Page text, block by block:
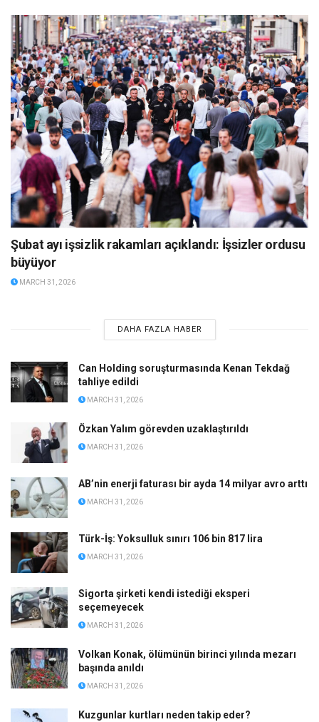
Şubat ayı işsizlik rakamları açıklandı: İşsizler ordusu
büyüyor
MARCH 31, 2026
DAHA FAZLA HABER
Can Holding soruşturmasında Kenan Tekdağ
tahliye edildi
MARCH 31, 2026
Özkan Yalım görevden uzaklaştırıldı
MARCH 31, 2026
AB’nin enerji faturası bir ayda 14 milyar avro arttı
MARCH 31, 2026
Türk-İş: Yoksulluk sınırı 106 bin 817 lira
MARCH 31, 2026
Sigorta şirketi kendi istediği eksperi
seçemeyecek
MARCH 31, 2026
Volkan Konak, ölümünün birinci yılında mezarı
başında anıldı
MARCH 31, 2026
Kuzgunlar kurtları neden takip eder?